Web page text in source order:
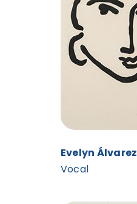
Evelyn Álvarez
Vocal